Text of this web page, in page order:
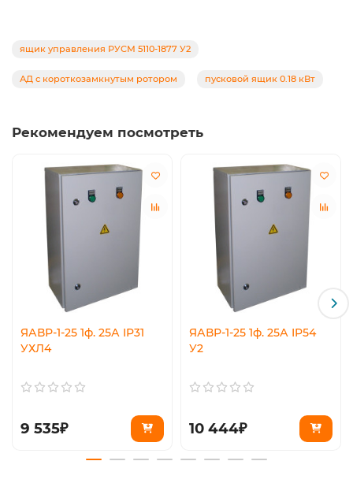
ящик управления РУСМ 5110-1877 У2
АД с короткозамкнутым ротором пусковой ящик 0.18 кВт
Рекомендуем посмотреть
ЯАВР-1-25 1ф. 25А IP31
УХЛ4
9 535₽
ЯАВР-1-25 1ф. 25А IP54
У2
10 444₽